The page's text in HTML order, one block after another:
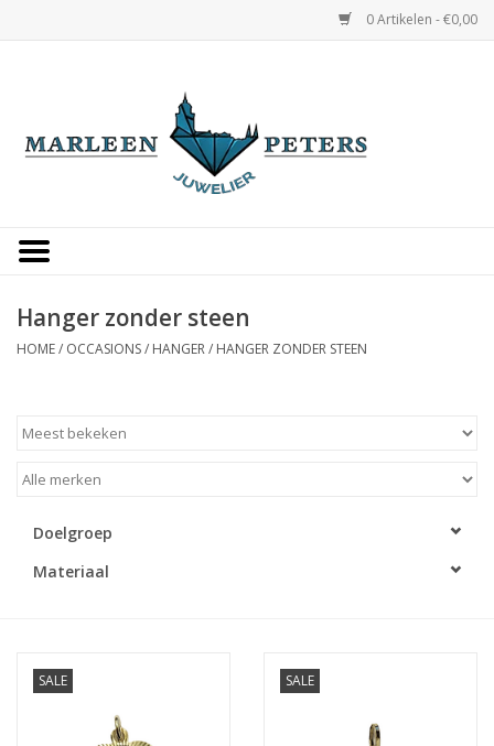
0 Artikelen - €0,00
Occasions
Overige
Merken
Hanger zonder steen
HOME/ OCCASIONS/ HANGER/ HANGER ZONDER STEEN
Doelgroep
Materiaal
SALE SALE